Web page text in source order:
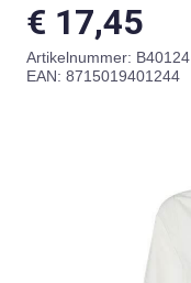
€ 17,45
Artikelnummer: B40124
EAN: 8715019401244